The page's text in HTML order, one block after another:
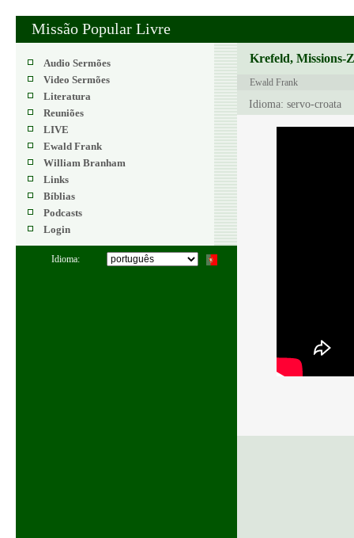
Missão Popular Livre
Audio Sermões
Video Sermões
Literatura
Reuniões
LIVE
Ewald Frank
William Branham
Links
Bíblias
Podcasts
Login
Idioma:
Krefeld, Missions-
Ewald Frank
Idioma: servo-croata